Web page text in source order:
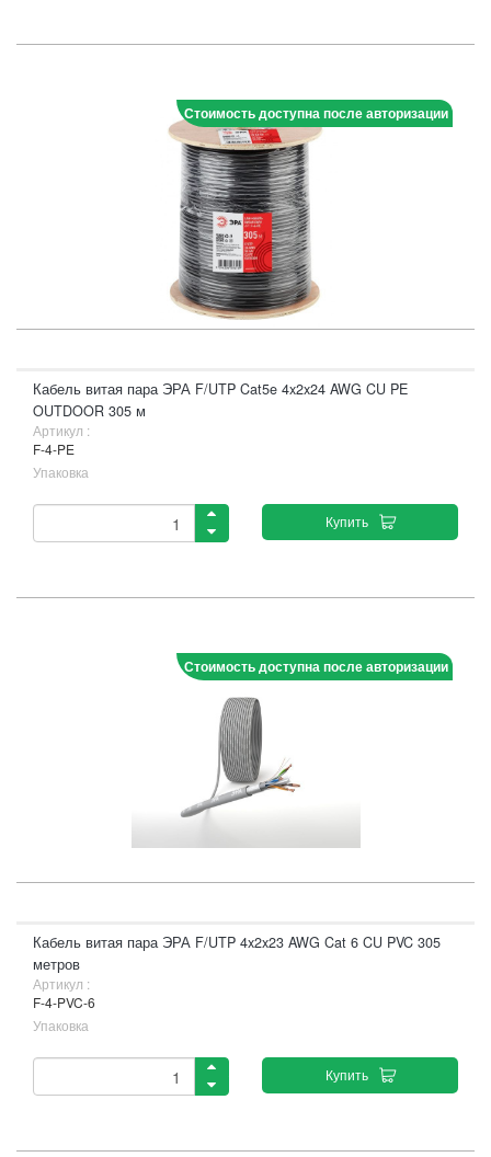
Стоимость доступна после авторизации
Кабель витая пара ЭРА F/UTP Cat5e 4x2x24 AWG CU PE
OUTDOOR 305 м
Артикул :
F-4-PE
Упаковка
Купить
Стоимость доступна после авторизации
Кабель витая пара ЭРА F/UTP 4x2x23 AWG Cat 6 CU PVC 305
метров
Артикул :
F-4-PVC-6
Упаковка
Купить